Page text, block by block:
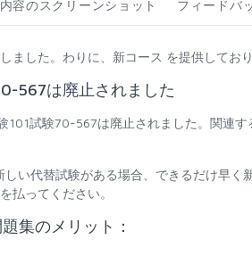
容のスクリーンショット フィードバ
ました。わりに、新コース を提供してお
567は廃止されました
101試験70-567は廃止されました。関連
い代替試験がある場合、できるだけ早
払ってください。
集のメリット：